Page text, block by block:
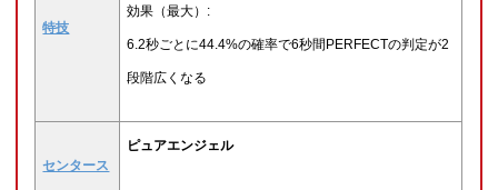
特技
効果（最大）:
6.2秒ごとに44.4%の確率で6秒間PERFECTの判定が2
段階広くなる
センタース
ピュアエンジェル